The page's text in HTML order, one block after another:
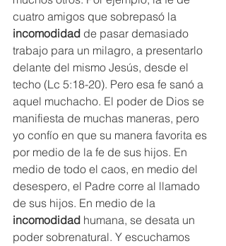
cuatro amigos que sobrepasó la
incomodidad de pasar demasiado
trabajo para un milagro, a presentarlo
delante del mismo Jesús, desde el
techo (Lc 5:18-20). Pero esa fe sanó a
aquel muchacho. El poder de Dios se
manifiesta de muchas maneras, pero
yo confío en que su manera favorita es
por medio de la fe de sus hijos. En
medio de todo el caos, en medio del
desespero, el Padre corre al llamado
de sus hijos. En medio de la
incomodidad humana, se desata un
poder sobrenatural. Y escuchamos